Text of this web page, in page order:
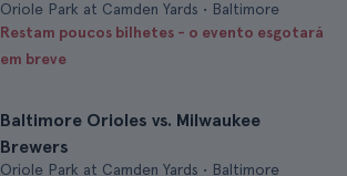
Oriole Park at Camden Yards • Baltimore
Restam poucos bilhetes - o evento esgotará
em breve
Baltimore Orioles vs. Milwaukee
Brewers
Oriole Park at Camden Yards • Baltimore